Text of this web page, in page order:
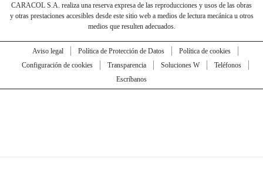
CARACOL S.A. realiza una reserva expresa de las reproducciones y usos de las obras
y otras prestaciones accesibles desde este sitio web a medios de lectura mecánica u otros
medios que resulten adecuados.
Aviso legal Política de Protección de Datos
Política de cookies
Configuración de cookies
Transparencia Soluciones W
Teléfonos
Escríbanos